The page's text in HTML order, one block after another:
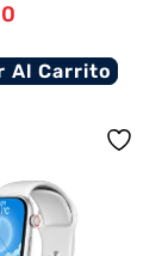
Al Carrito